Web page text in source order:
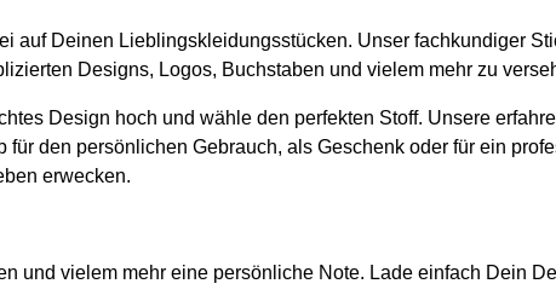
auf Deinen Lieblingskleidungsstücken. Unser fachkundiger
Designs, Logos, Buchstaben und vielem mehr zu
Design hoch und wähle den perfekten Stoff. Unsere
den persönlichen Gebrauch, als Geschenk oder für ein
erwecken.
und vielem mehr eine persönliche Note. Lade einfach Dein